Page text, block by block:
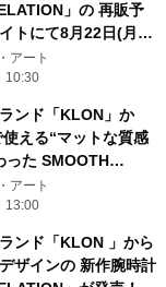
」の 再販予
トにて8月22日(月)
アート
10:30
ンド「KLON」か
える“マットな質感
った SMOOTH
が登場！
アート
13:00
ンド「KLON 」から
ザインの 新作腕時計